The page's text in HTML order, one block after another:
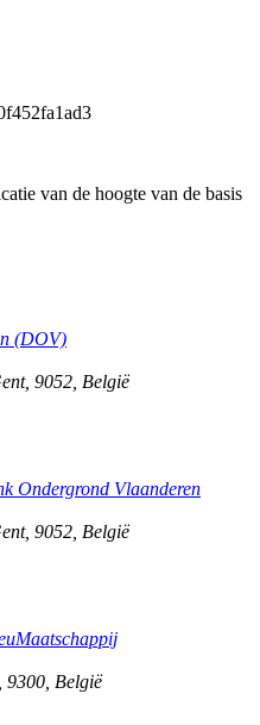
van de hoogte van de basis
(DOV)
, 9052 België
Ondergrond Vlaanderen
, 9052 België
9300 België